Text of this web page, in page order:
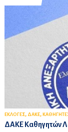
ΕΚΛΟΓΕΣ, ΔΑΚΕ,
ΔΑΚΕ Καθηγητών